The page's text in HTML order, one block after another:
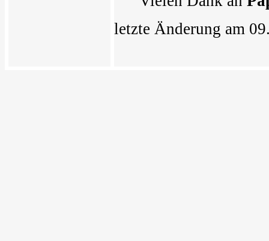
letzte Änderung am